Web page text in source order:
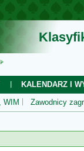
KALENDARZ I
WIM Zawodnicy